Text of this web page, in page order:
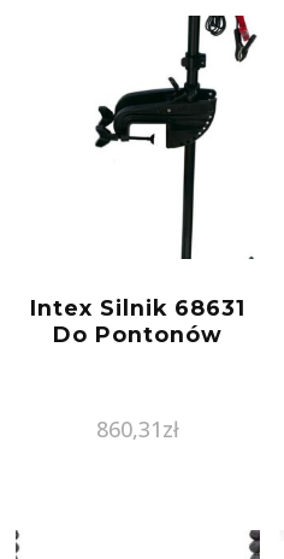
Intex Silnik 68631
Do Pontonów
860,31zł